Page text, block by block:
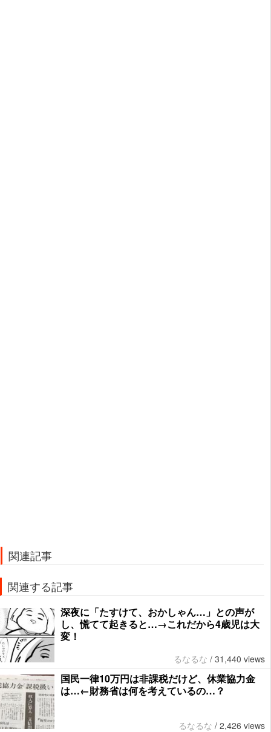
関連記事
関連する記事
深夜に「たすけて、おかしゃん…」との声が
し、慌てて起きると…→これだから4歳児は大
変！
るなるな / 31,440 views
国民一律10万円は非課税だけど、休業協力金
は…←財務省は何を考えているの…？
るなるな / 2,426 views